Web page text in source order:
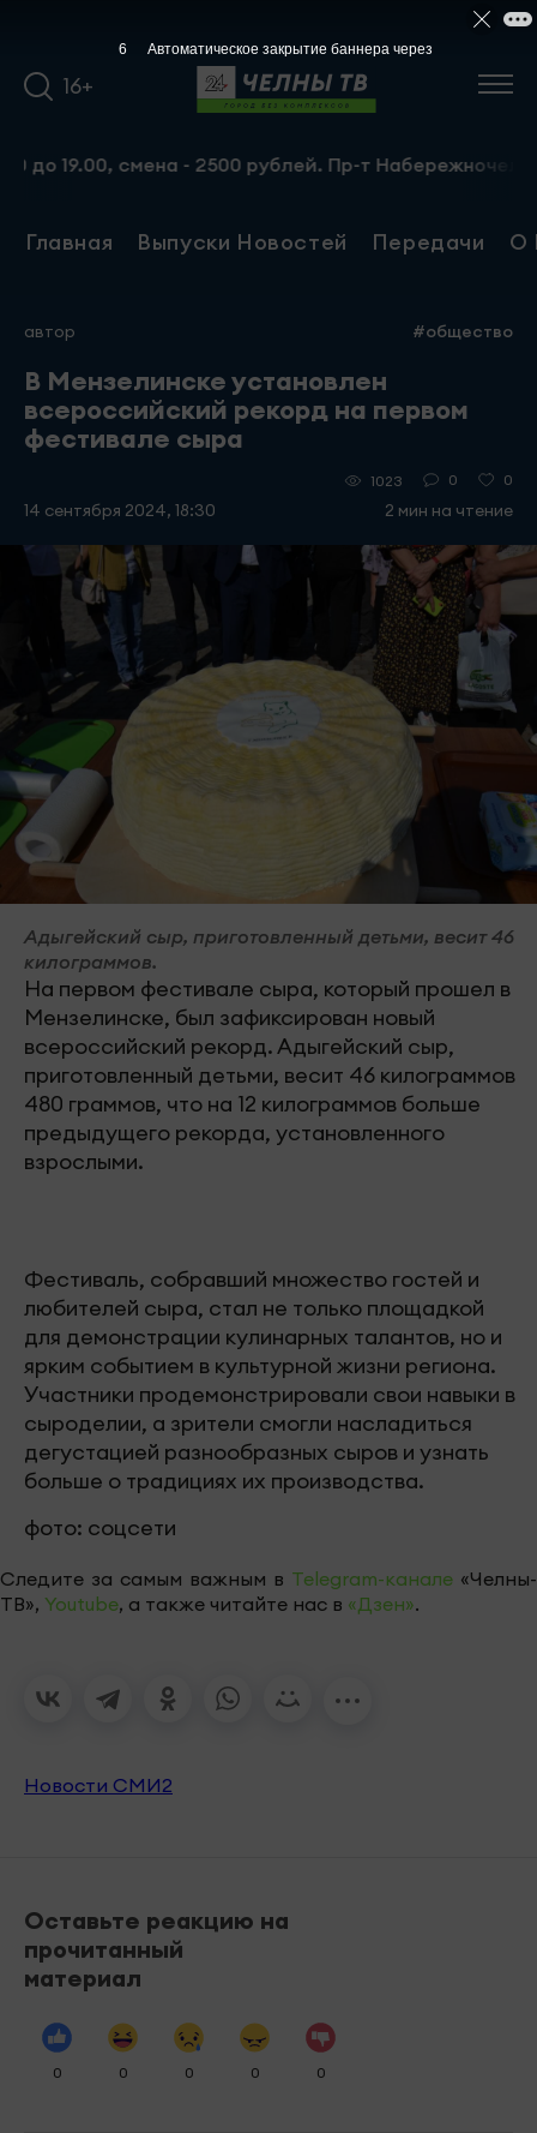
16+
смена - 2500 рублей. Пр-т Набережночелнинский,
Главная Выпуски Новостей Передачи О
автор #общество
В Мензелинске установлен
всероссийский рекорд на первом
фестивале сыра
14 сентября 2024, 18:30
1023 0 0
2 мин на чтение
Адыгейский сыр, приготовленный детьми, весит 46
килограммов.
На первом фестивале сыра, который прошел в
Мензелинске, был зафиксирован новый
всероссийский рекорд. Адыгейский сыр,
приготовленный детьми, весит 46 килограммов
480 граммов, что на 12 килограммов больше
предыдущего рекорда, установленного
взрослыми.
Фестиваль, собравший множество гостей и
любителей сыра, стал не только площадкой
для демонстрации кулинарных талантов, но и
ярким событием в культурной жизни региона.
Участники продемонстрировали свои навыки в
сыроделии, а зрители смогли насладиться
дегустацией разнообразных сыров и узнать
больше о традициях их производства.
фото: соцсети
Следите за самым важным в Telegram-канале «Челны-
ТВ», Youtube, а также читайте нас в «Дзен».
Новости СМИ2
Оставьте реакцию на
прочитанный
материал
0 0 0 0 0
5 Автоматическое закрытие баннера через